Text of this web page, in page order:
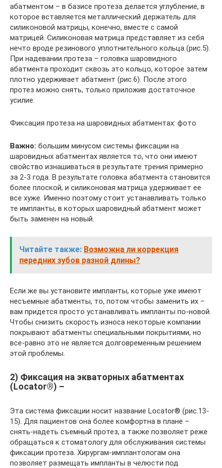
абатментом – в базисе протеза делается углубление, в
которое вставляется металлический держатель для
силиконовой матрицы, конечно, вместе с самой
матрицей. Силиконовая матрица представляет из себя
нечто вроде резинового уплотнительного кольца (рис.5).
При надевании протеза – головка шаровидного
абатмента проходит сквозь это кольцо, которое затем
плотно удерживает абатмент (рис.6). После этого
протез можно снять, только приложив достаточное
усилие.
Фиксация протеза на шаровидных абатментах: фото
Важно: большим минусом системы фиксации на
шаровидных абатментах является то, что они имеют
свойство изнашиваться в результате трения примерно
за 2-3 года. В результате головка абатмента становится
более плоской, и силиконовая матрица удерживает ее
все хуже. Именно поэтому стоит устанавливать только
те импланты, в которых шаровидный абатмент может
быть заменен на новый.
Читайте также: Возможна ли коррекция
передних зубов разной длины?
Если же вы установите импланты, которые уже имеют
несъемные абатменты, то, потом чтобы заменить их –
вам придется просто устанавливать импланты по-новой.
Чтобы снизить скорость износа некоторые компании
покрывают абатменты специальными покрытиями, но
все-равно это не является долговременным решением
этой проблемы.
2) Фиксация на экваторных абатментах
(Locator®) –
Эта система фиксации носит название Locator® (рис.13-
15). Для пациентов она более комфортна в плане –
снять-надеть съемный протез, а также позволяет реже
обращаться к стоматологу для обслуживания системы
фиксации протеза. Хирургам-имплантологам она
позволяет размещать импланты в челюсти под